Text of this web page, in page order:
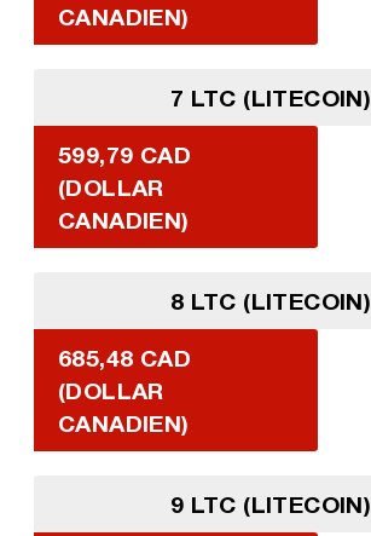
CANADIEN)
7 LTC (LITECOIN)
599,79 CAD
(DOLLAR
CANADIEN)
8 LTC (LITECOIN)
685,48 CAD
(DOLLAR
CANADIEN)
9 LTC (LITECOIN)